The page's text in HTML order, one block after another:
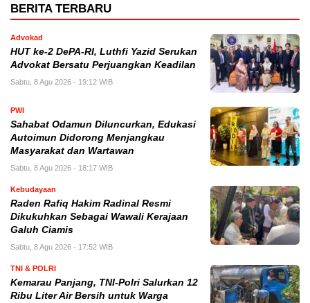
BERITA TERBARU
Advokad
HUT ke-2 DePA-RI, Luthfi Yazid Serukan
Advokat Bersatu Perjuangkan Keadilan
Sabtu, 8 Agu 2026 - 19:12 WIB
PWI
Sahabat Odamun Diluncurkan, Edukasi
Autoimun Didorong Menjangkau
Masyarakat dan Wartawan
Sabtu, 8 Agu 2026 - 18:17 WIB
Kebudayaan
Raden Rafiq Hakim Radinal Resmi
Dikukuhkan Sebagai Wawali Kerajaan
Galuh Ciamis
Sabtu, 8 Agu 2026 - 17:52 WIB
TNI & POLRI
Kemarau Panjang, TNI-Polri Salurkan 12
Ribu Liter Air Bersih untuk Warga